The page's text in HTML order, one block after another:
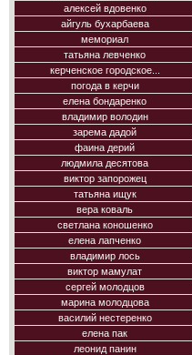
алексей вдовенко
айгуль бухарбаева
мемориал
татьяна левченко
керченское городское...
погода в керчи
елена бондаренко
владимир володин
зарема дадой
фаина дерий
людмила десятова
виктор запорожец
татьяна ищук
вера коваль
светлана коношенко
елена лапченко
владимир лось
виктор мамулат
сергей молодцов
марина молодцова
василий нестеренко
елена пак
леонид панин